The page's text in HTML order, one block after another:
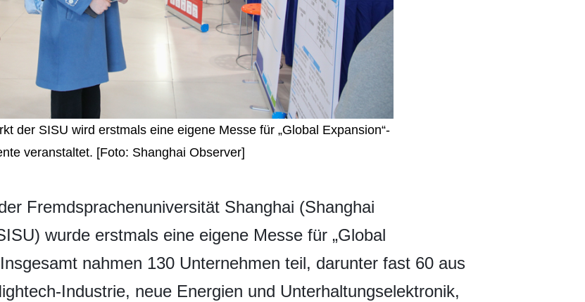
der SISU wird erstmals eine eigene Messe für „Global Expansion“-
veranstaltet. [Foto: Shanghai Observer]
Fremdsprachenuniversität Shanghai (Shanghai
wurde erstmals eine eigene Messe für „Global
nahmen 130 Unternehmen teil, darunter fast 60 aus
Industrie, neue Energien und Unterhaltungselektronik,